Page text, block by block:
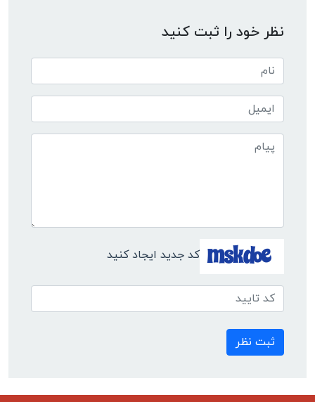
نظر خود را ثبت کنید
کد جدید ایجاد کنید
ثبت نظر